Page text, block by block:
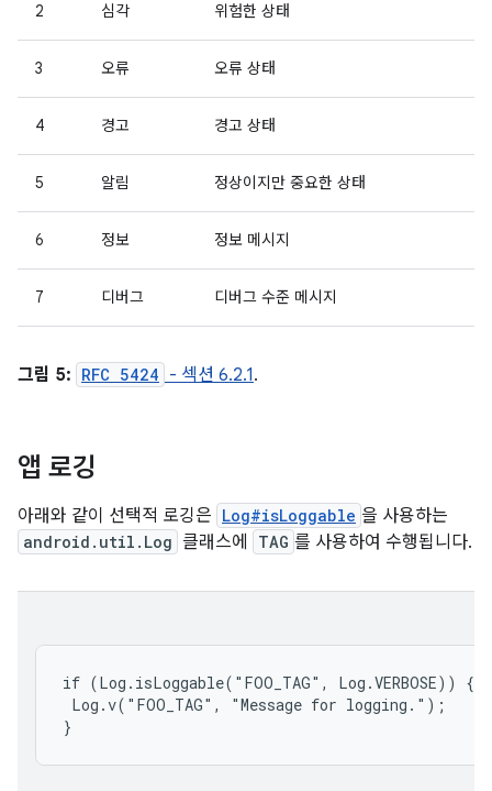
2 심각 위험한 상태
3 오류 오류 상태
4 경고 경고 상태
5 알림 정상이지만 중요한 상태
6 정보 정보 메시지
7 디버그 디버그 수준 메시지
그림 5: RFC 5424 - 섹션 6.2.1.
앱 로깅
아래와 같이 선택적 로깅은 Log#isLoggable 을 사용하는
android.util.Log 클래스에 TAG 를 사용하여 수행됩니다.
if (Log.isLoggable("FOO_TAG", Log.VERBOSE)) {
Log.v("FOO_TAG", "Message for logging.");